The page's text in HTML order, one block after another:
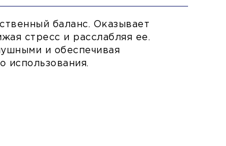
баланс. Оказывает
стресс и расслабляя ее.
и обеспечивая
использования.